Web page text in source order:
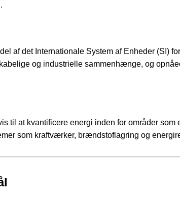
af det Internationale System af Enheder (SI)
og industrielle sammenhænge, og
til at kvantificere energi inden for områder som
som kraftværker, brændstoflagring og